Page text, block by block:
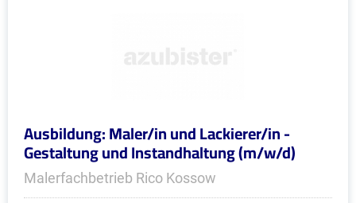
Ausbildung: Maler/in und Lackierer/in -
Gestaltung und Instandhaltung (m/w/d)
Malerfachbetrieb Rico Kossow